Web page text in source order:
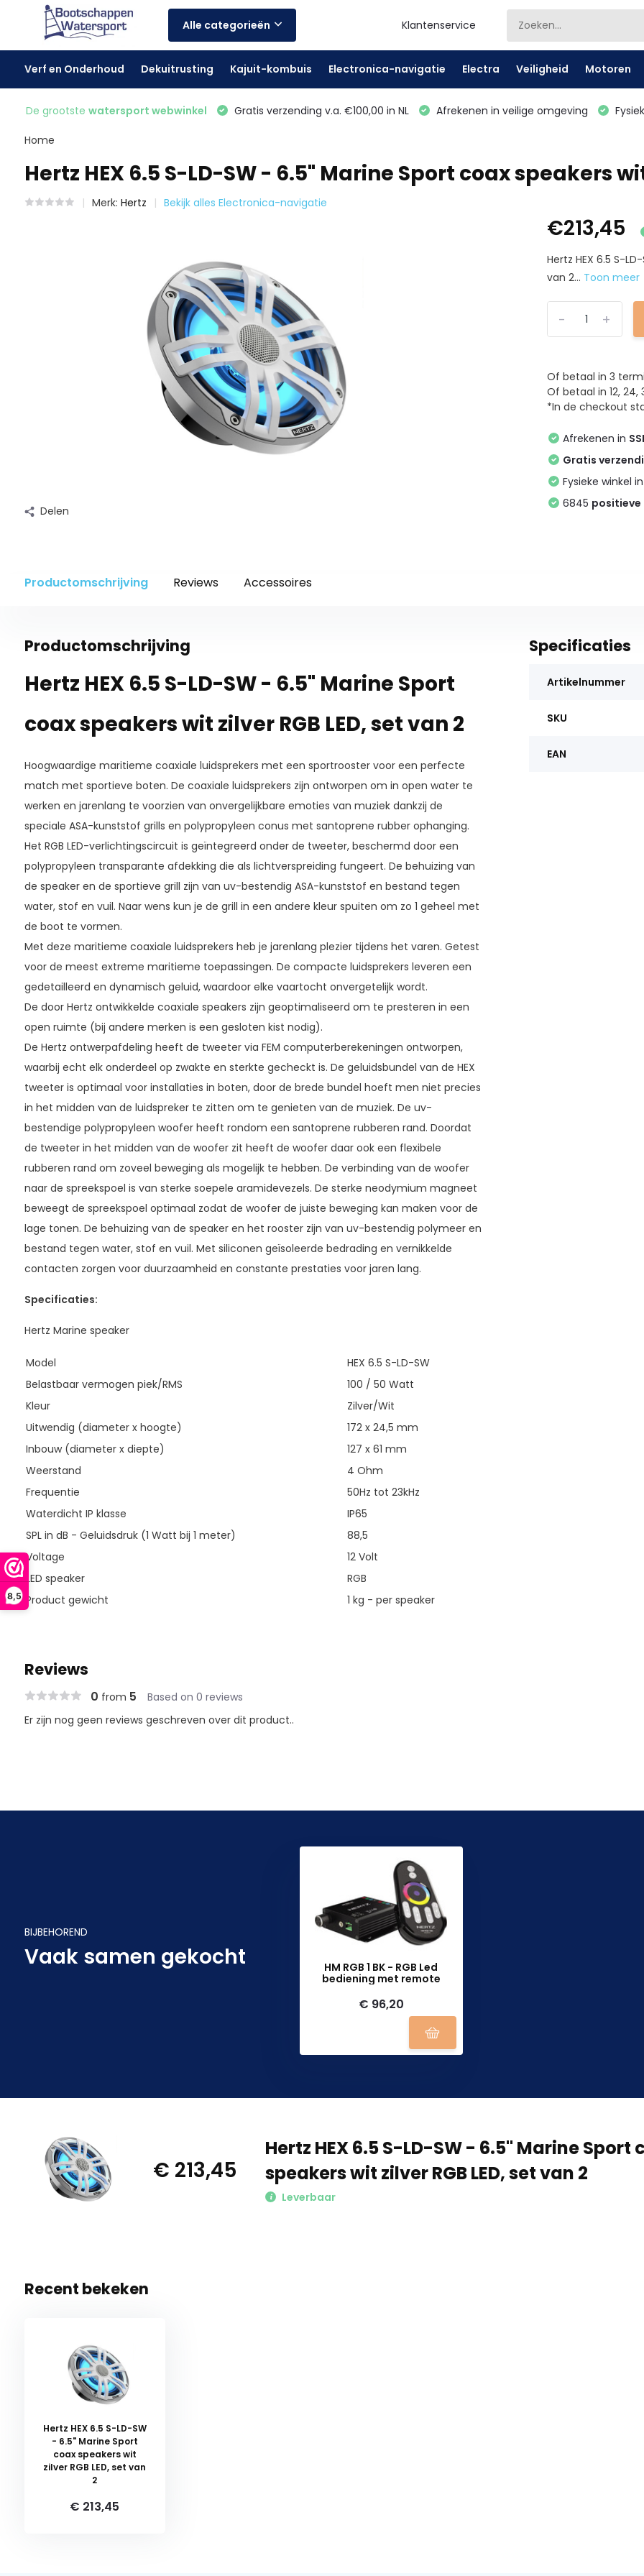
8,5
Alle categorieën Klantenservice
Verf en Onderhoud Dekuitrusting Kajuit-kombuis Electronica-navigatie Electra Veiligheid Motoren
De grootste watersport webwinkel Gratis verzending v.a. €100,00 in NL Afrekenen in veilige omgeving
Home
Hertz HEX 6.5 S-LD-SW - 6.5" Marine Sport coax speakers
Merk: Hertz Bekijk alles Electronica-navigatie
Delen
€213,45
Hertz HEX 6.5 S-
van 2... Toon meer
+
-
Of betaal in 3
Of betaal in 12,
*In de checkout
Afrekenen in
Gratis
Fysieke winkel
6845 positieve
Productomschrijving Reviews Accessoires
Productomschrijving
Hertz HEX 6.5 S-LD-SW - 6.5" Marine Sport
coax speakers wit zilver RGB LED, set van 2
Hoogwaardige maritieme coaxiale luidsprekers met een sportrooster voor een perfecte
match met sportieve boten. De coaxiale luidsprekers zijn ontworpen om in open water te
werken en jarenlang te voorzien van onvergelijkbare emoties van muziek dankzij de
speciale ASA-kunststof grills en polypropyleen conus met santoprene rubber ophanging.
Het RGB LED-verlichtingscircuit is geïntegreerd onder de tweeter, beschermd door een
polypropyleen transparante afdekking die als lichtverspreiding fungeert. De behuizing van
de speaker en de sportieve grill zijn van uv-bestendig ASA-kunststof en bestand tegen
water, stof en vuil. Naar wens kun je de grill in een andere kleur spuiten om zo 1 geheel met
de boot te vormen.
Met deze maritieme coaxiale luidsprekers heb je jarenlang plezier tijdens het varen. Getest
voor de meest extreme maritieme toepassingen. De compacte luidsprekers leveren een
gedetailleerd en dynamisch geluid, waardoor elke vaartocht onvergetelijk wordt.
De door Hertz ontwikkelde coaxiale speakers zijn geoptimaliseerd om te presteren in een
open ruimte (bij andere merken is een gesloten kist nodig).
De Hertz ontwerpafdeling heeft de tweeter via FEM computerberekeningen ontworpen,
waarbij echt elk onderdeel op zwakte en sterkte gecheckt is. De geluidsbundel van de HEX
tweeter is optimaal voor installaties in boten, door de brede bundel hoeft men niet precies
in het midden van de luidspreker te zitten om te genieten van de muziek. De uv-
bestendige polypropyleen woofer heeft rondom een santoprene rubberen rand. Doordat
de tweeter in het midden van de woofer zit heeft de woofer daar ook een flexibele
rubberen rand om zoveel beweging als mogelijk te hebben. De verbinding van de woofer
naar de spreekspoel is van sterke soepele aramidevezels. De sterke neodymium magneet
beweegt de spreekspoel optimaal zodat de woofer de juiste beweging kan maken voor de
lage tonen. De behuizing van de speaker en het rooster zijn van uv-bestendig polymeer en
bestand tegen water, stof en vuil. Met siliconen geïsoleerde bedrading en vernikkelde
contacten zorgen voor duurzaamheid en constante prestaties voor jaren lang.
Specificaties:
Hertz Marine speaker
Model
HEX 6.5 S-LD-SW
Belastbaar vermogen piek/RMS
100 / 50 Watt
Kleur
Zilver/Wit
Uitwendig (diameter x hoogte)
172 x 24,5 mm
Inbouw (diameter x diepte)
127 x 61 mm
Weerstand
4 Ohm
Frequentie
50Hz tot 23kHz
Waterdicht IP klasse
IP65
SPL in dB - Geluidsdruk (1 Watt bij 1 meter)
88,5
Voltage
12 Volt
LED speaker
RGB
Product gewicht
1 kg - per speaker
Specificaties
Artikelnummer
SKU
EAN
Reviews
0 from 5 Based on 0 reviews
Er zijn nog geen reviews geschreven over dit product..
BIJBEHOREND
Vaak samen gekocht
HM RGB 1 BK - RGB Led
bediening met remote
€ 96,20
€ 213,45
Hertz HEX 6.5 S-LD-SW - 6.5" Marine Sport
speakers wit zilver RGB LED, set van 2
Leverbaar
Recent bekeken
Hertz HEX 6.5 S-LD-SW
- 6.5" Marine Sport
coax speakers wit
zilver RGB LED, set van
2
€ 213,45